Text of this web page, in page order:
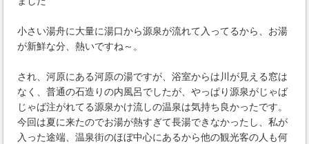
小さい湯舟に大量に湯口から源泉が流れて入ってるから、お湯
が新鮮な分、熱いですね～。
され、河原にある河原の湯ですが、浴室からは川が見える窓は
なく、普通の石造りの内風呂でしたが、やっぱり源泉がじゃば
じゃば注がれてる源泉かけ流しの温泉は気持ち良かったです。
今回は夏に来たのでお湯が熱すぎて長湯できなかったし、私が
入った途端、温泉街のほぼ中心にあるから他の観光客の人も何